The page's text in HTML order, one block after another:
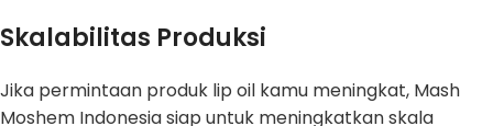
Skalabilitas Produksi
Jika permintaan produk lip oil kamu meningkat, Mash
Moshem Indonesia siap untuk meningkatkan skala